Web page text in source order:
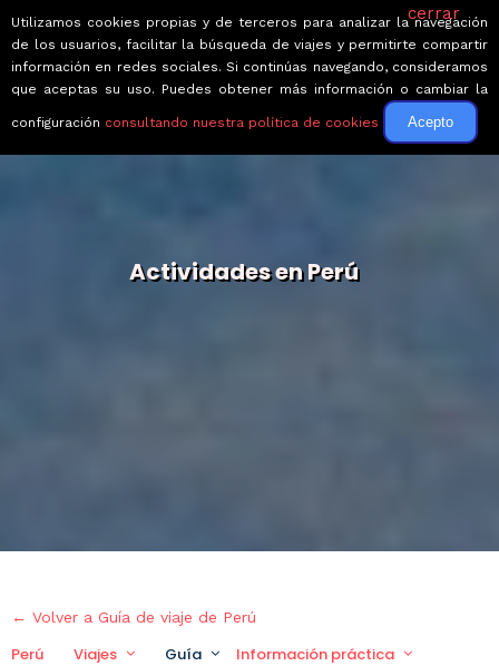
Actividades en Perú
← Volver a Guía de viaje de Perú
Perú Viajes Guía Información práctica
cerrar
Utilizamos cookies propias y de terceros para analizar la navegación
de los usuarios, facilitar la búsqueda de viajes y permitirte compartir
información en redes sociales. Si continúas navegando, consideramos
que aceptas su uso. Puedes obtener más información o cambiar la
configuración consultando nuestra política de cookies Acepto